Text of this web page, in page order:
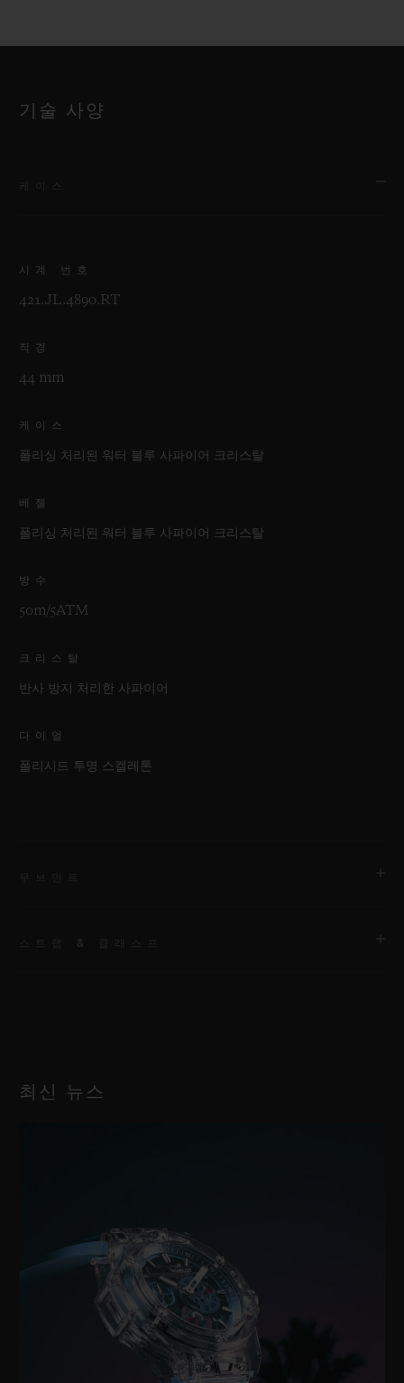
기술 사양
시계 번호
421.JL.4890.RT
직경
44 mm
케이스
폴리싱 처리된 워터 블루 사파이어 크리스탈
베젤
폴리싱 처리된 워터 블루 사파이어 크리스탈
방수
50m/5ATM
크리스탈
반사 방지 처리한 사파이어
다이얼
폴리시드 투명 스켈레톤
약 72시간
최신 뉴스